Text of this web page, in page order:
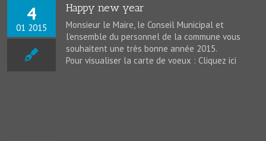
4
01 2015
Happy new year
Monsieur le Maire, le Conseil Municipal et
l’ensemble du personnel de la commune vous
souhaitent une très bonne année 2015.
Pour visualiser la carte de voeux : Cliquez ici